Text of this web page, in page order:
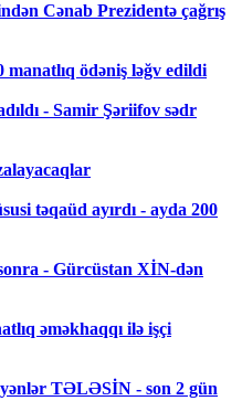
Cənab Prezidentə çağrış
manatlıq ödəniş ləğv edildi
- Samir Şəriifov sədr
təqaüd ayırdı - ayda 200
- Gürcüstan XİN-dən
əməkhaqqı ilə işçi
TƏLƏSİN - son 2 gün